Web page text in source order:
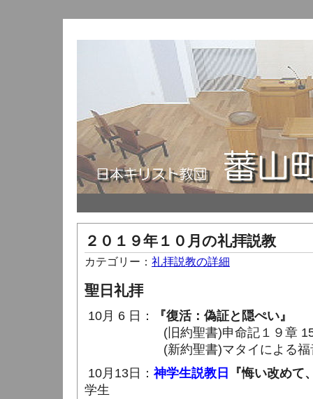
２０１９年１０月の礼拝説教
カテゴリー： 礼拝説教の詳細
聖日礼拝
10月 6 日：
『復活：偽証と隠ぺい』
(旧約聖書)申命記１９章 15
(新約聖書)マタイによる福音
10月13日： 神学生説教日
『悔い改めて
学生